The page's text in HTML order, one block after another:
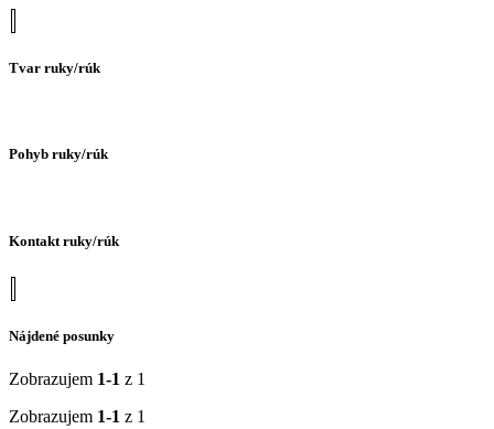
Tvar ruky/rúk
Pohyb ruky/rúk
Kontakt ruky/rúk
Nájdené posunky
Zobrazujem 1-1 z 1
Zobrazujem 1-1 z 1